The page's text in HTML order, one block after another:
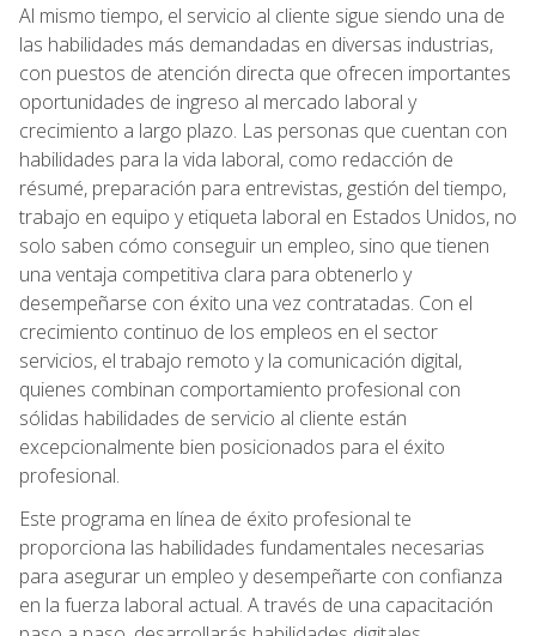
Al mismo tiempo, el servicio al cliente sigue siendo una de
las habilidades más demandadas en diversas industrias,
con puestos de atención directa que ofrecen importantes
oportunidades de ingreso al mercado laboral y
crecimiento a largo plazo. Las personas que cuentan con
habilidades para la vida laboral, como redacción de
résumé, preparación para entrevistas, gestión del tiempo,
trabajo en equipo y etiqueta laboral en Estados Unidos, no
solo saben cómo conseguir un empleo, sino que tienen
una ventaja competitiva clara para obtenerlo y
desempeñarse con éxito una vez contratadas. Con el
crecimiento continuo de los empleos en el sector
servicios, el trabajo remoto y la comunicación digital,
quienes combinan comportamiento profesional con
sólidas habilidades de servicio al cliente están
excepcionalmente bien posicionados para el éxito
profesional.
Este programa en línea de éxito profesional te
proporciona las habilidades fundamentales necesarias
para asegurar un empleo y desempeñarte con confianza
en la fuerza laboral actual. A través de una capacitación